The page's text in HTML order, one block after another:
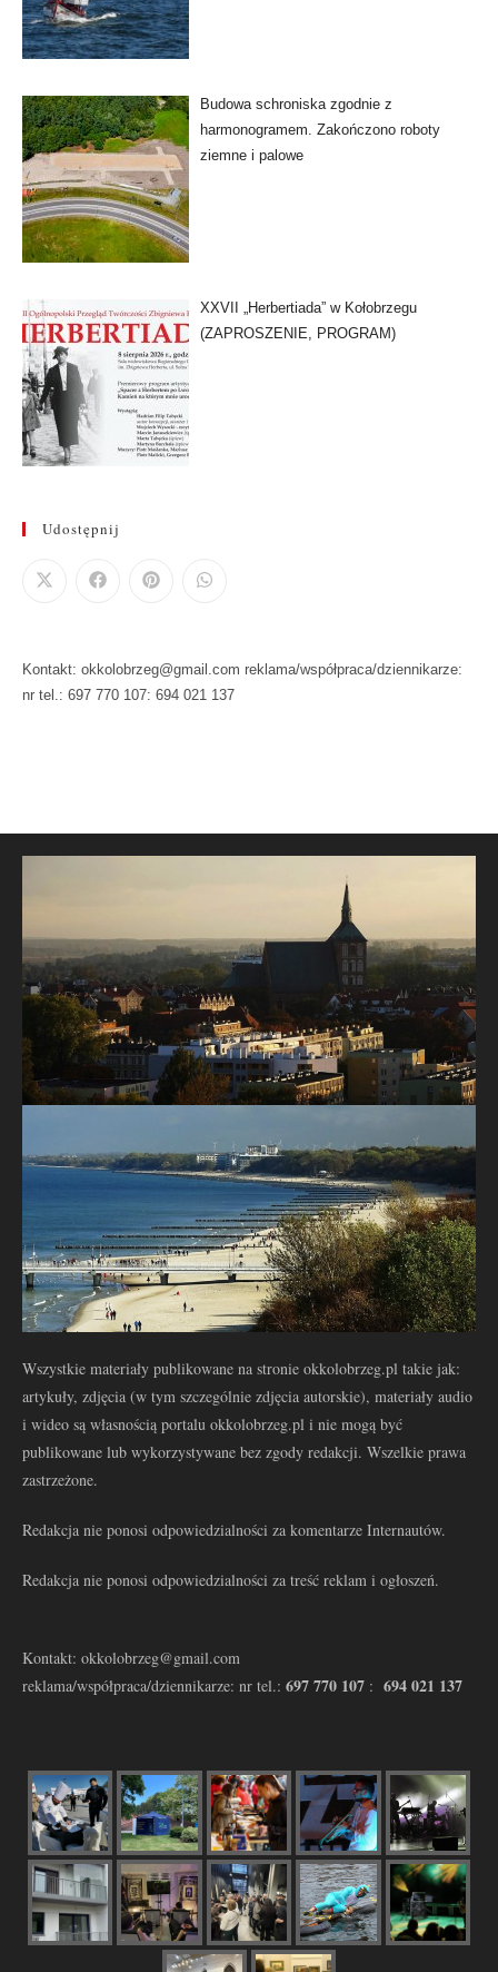
Budowa schroniska zgodnie z
harmonogramem. Zakończono roboty
ziemne i palowe
XXVII „Herbertiada” w Kołobrzegu
(ZAPROSZENIE, PROGRAM)
Udostępnij
Kontakt: okkolobrzeg@gmail.com reklama/współpraca/dziennikarze:
nr tel.: 697 770 107: 694 021 137
Wszystkie materiały publikowane na stronie okkolobrzeg.pl takie jak:
artykuły, zdjęcia (w tym szczególnie zdjęcia autorskie), materiały audio
i wideo są własnością portalu okkolobrzeg.pl i nie mogą być
publikowane lub wykorzystywane bez zgody redakcji. Wszelkie prawa
zastrzeżone.
Redakcja nie ponosi odpowiedzialności za komentarze Internautów.
Redakcja nie ponosi odpowiedzialności za treść reklam i ogłoszeń.
Kontakt: okkolobrzeg@gmail.com
reklama/współpraca/dziennikarze: nr tel.: 697 770 107 : 694 021 137